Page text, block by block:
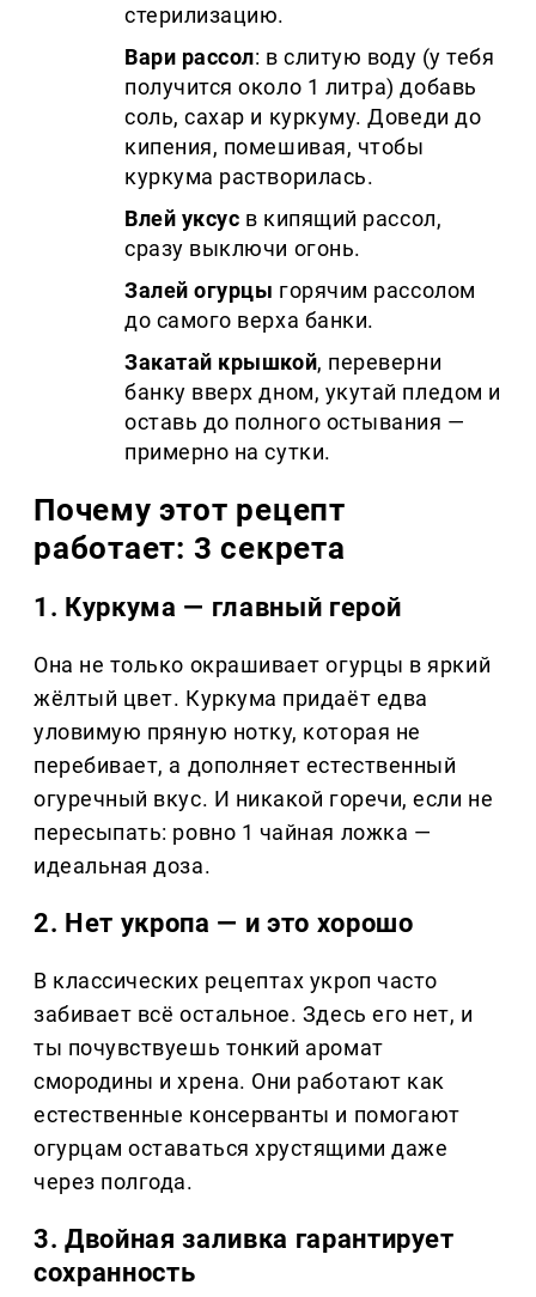
стерилизацию.
Вари рассол: в слитую воду (у тебя
получится около 1 литра) добавь
соль, сахар и куркуму. Доведи до
кипения, помешивая, чтобы
куркума растворилась.
Влей уксус в кипящий рассол,
сразу выключи огонь.
Залей огурцы горячим рассолом
до самого верха банки.
Закатай крышкой, переверни
банку вверх дном, укутай пледом и
оставь до полного остывания —
примерно на сутки.
Почему этот рецепт
работает: 3 секрета
1. Куркума — главный герой
Она не только окрашивает огурцы в яркий
жёлтый цвет. Куркума придаёт едва
уловимую пряную нотку, которая не
перебивает, а дополняет естественный
огуречный вкус. И никакой горечи, если не
пересыпать: ровно 1 чайная ложка —
идеальная доза.
2. Нет укропа — и это хорошо
В классических рецептах укроп часто
забивает всё остальное. Здесь его нет, и
ты почувствуешь тонкий аромат
смородины и хрена. Они работают как
естественные консерванты и помогают
огурцам оставаться хрустящими даже
через полгода.
3. Двойная заливка гарантирует
сохранность